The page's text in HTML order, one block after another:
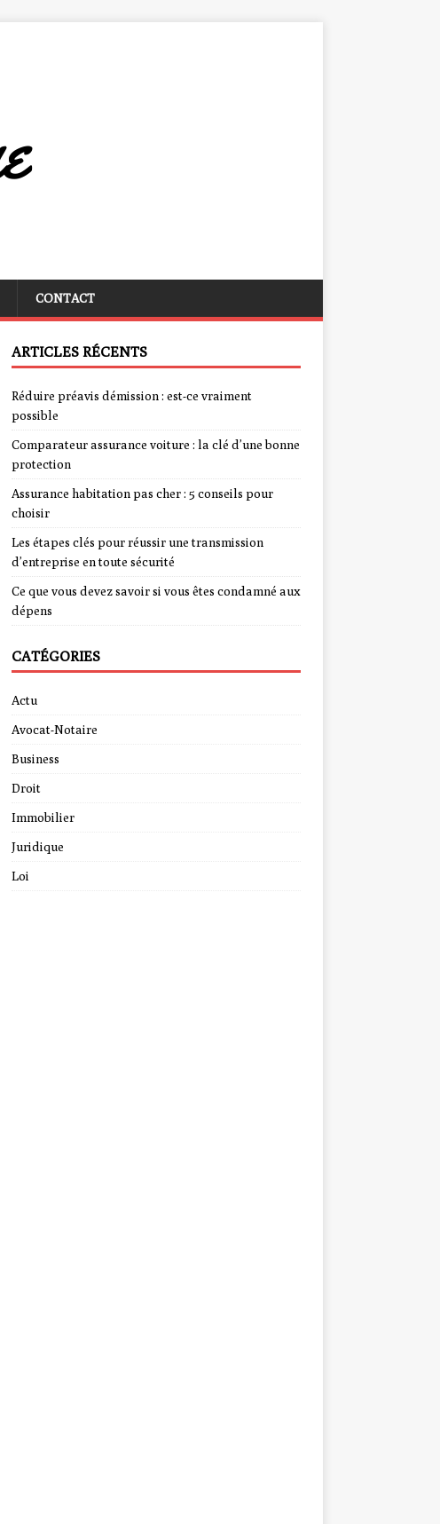
CONTACT
ARTICLES RÉCENTS
Réduire préavis démission : est-ce vraiment
possible
Comparateur assurance voiture : la clé d’une bonne
protection
Assurance habitation pas cher : 5 conseils pour
choisir
Les étapes clés pour réussir une transmission
d’entreprise en toute sécurité
Ce que vous devez savoir si vous êtes condamné aux
dépens
CATÉGORIES
Actu
Avocat-Notaire
Business
Droit
Immobilier
Juridique
Loi